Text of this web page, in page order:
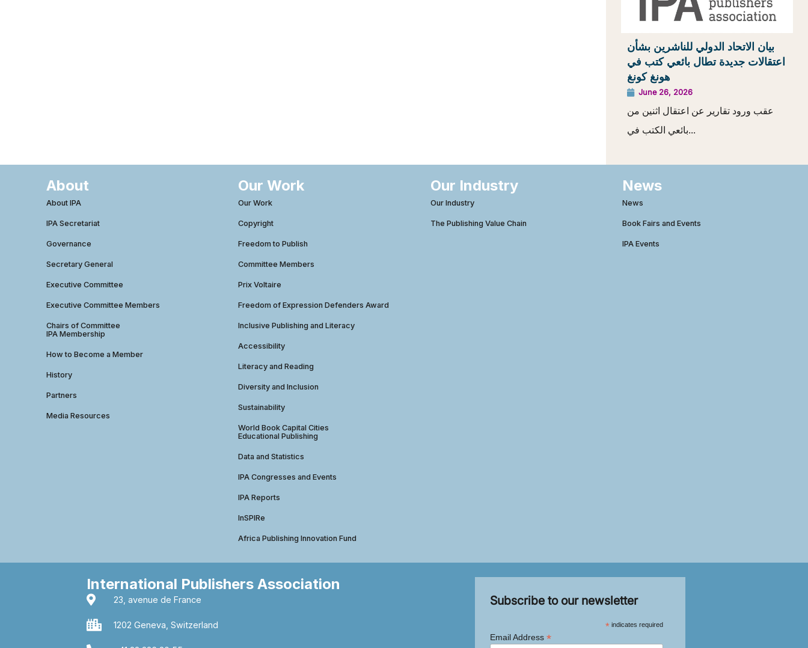
بيان الاتحاد الدولي للناشرين بشأن
اعتقالات جديدة تطال بائعي كتب في
هونغ كونغ
June 26, 2026
عقب ورود تقارير عن اعتقال اثنين من
بائعي الكتب في...
About
About IPA
IPA Secretariat
Governance
Secretary General
Executive Committee
Executive Committee Members
Chairs of Committee
IPA Membership
How to Become a Member
History
Partners
Media Resources
Our Work
Our Work
Copyright
Freedom to Publish
Committee Members
Prix Voltaire
Freedom of Expression Defenders Award
Inclusive Publishing and Literacy
Accessibility
Literacy and Reading
Diversity and Inclusion
Sustainability
World Book Capital Cities
Educational Publishing
Data and Statistics
IPA Congresses and Events
IPA Reports
InSPIRe
Africa Publishing Innovation Fund
Our Industry
Our Industry
The Publishing Value Chain
News
News
Book Fairs and Events
IPA Events
International Publishers Association
23, avenue de France
1202 Geneva, Switzerland
Subscribe to our newsletter
*indicates required
Email Address *